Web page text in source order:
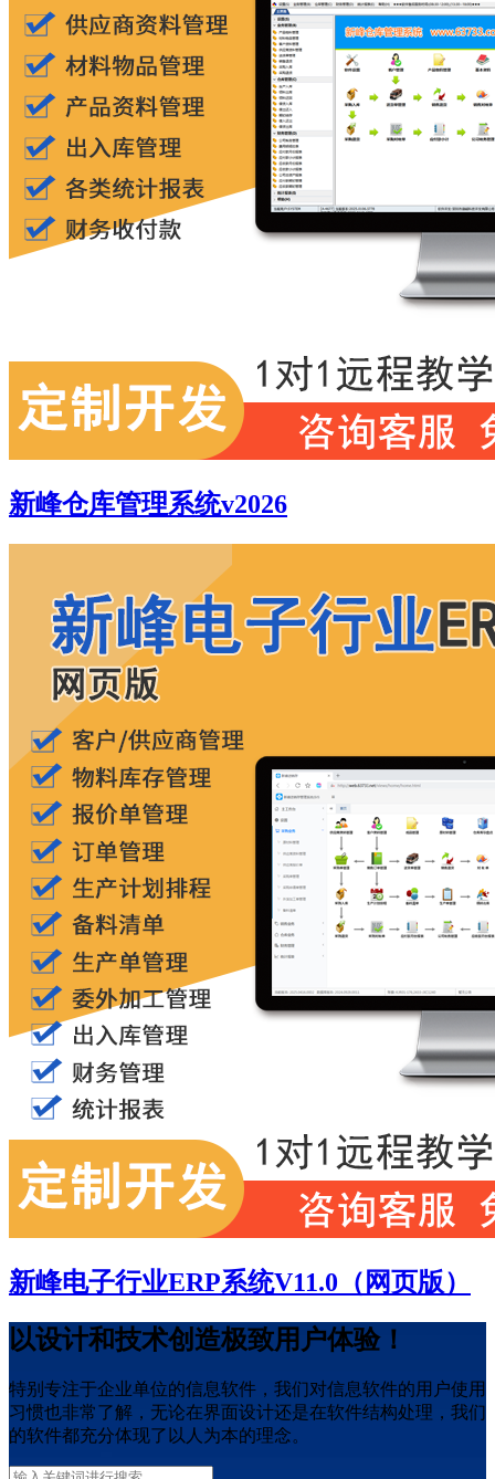
新峰仓库管理系统v2026
新峰电子行业ERP系统V11.0（网页版）
以设计和技术创造极致用户体验！
特别专注于企业单位的信息软件，我们对信息软件的用户使用
习惯也非常了解，无论在界面设计还是在软件结构处理，我们
的软件都充分体现了以人为本的理念。